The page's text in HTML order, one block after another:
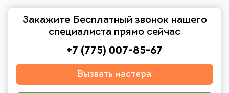
Закажите Бесплатный звонок нашего
специалиста прямо сейчас
+7 (775) 007-85-67
Вызвать мастера